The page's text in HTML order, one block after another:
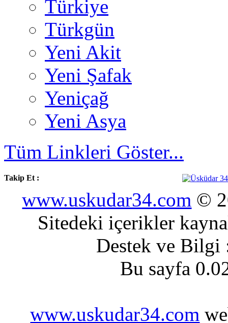
Türkiye
Türkgün
Yeni Akit
Yeni Şafak
Yeniçağ
Yeni Asya
Tüm Linkleri Göster...
Takip Et :
www.uskudar34.com ©
Sitedeki içerikler
Destek ve
Bu sayfa
www.uskudar34.com